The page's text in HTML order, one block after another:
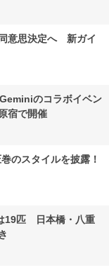
意思決定へ 新ガイ
のコラボイベン
宿で開催
のスタイルを披露！
19匹 日本橋・八重